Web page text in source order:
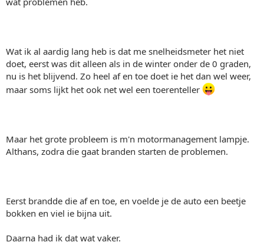
Wat ik al aardig lang heb is dat me snelheidsmeter het niet
doet, eerst was dit alleen als in de winter onder de 0 graden,
nu is het blijvend. Zo heel af en toe doet ie het dan wel weer,
maar soms lijkt het ook net wel een toerenteller
Maar het grote probleem is m'n motormanagement lampje.
Althans, zodra die gaat branden starten de problemen.
Eerst brandde die af en toe, en voelde je de auto een beetje
bokken en viel ie bijna uit.
Daarna had ik dat wat vaker.